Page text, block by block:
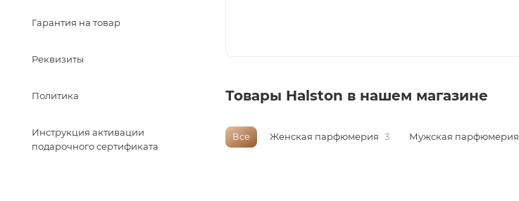
Товары Halston в нашем магазине
Все Женская парфюмерия 3 Мужская парфюмерия
Гарантия на товар
Реквизиты
Политика
Инструкция активации
подарочного сертификата